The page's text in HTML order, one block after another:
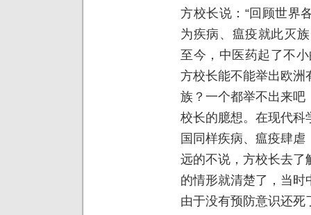
方校长说：“回顾世界
为疾病、瘟疫就此灭
至今，中医药起了不
方校长能不能举出欧洲
族？一个都举不出来吧
校长的臆想。在现代科
国同样疾病、瘟疫肆
远的不说，方校长去了
的情形就清楚了，当
由于没有预防意识还死